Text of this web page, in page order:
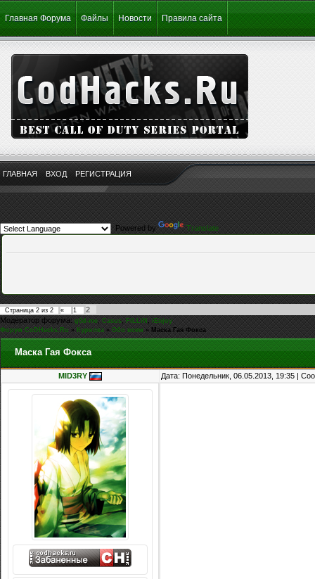
Главная Форума Файлы Новости Правила сайта
ГЛАВНАЯ ВХОД РЕГИСТРАЦИЯ
Powered by Translate
Страница 2 из 2 « 1
2
Модератор форума:g0d-me,Casus, FiLLiN,iEnjoy
Форум CoDHacks.Ru » Курилка » Обо всем » Маска Гая Фокса
Маска Гая Фокса
MID3RY Дата: Понедельник, 06.05.2013, 19:35 |